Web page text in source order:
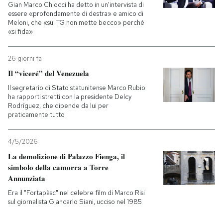
Gian Marco Chiocci ha detto in un'intervista di
essere «profondamente di destra» e amico di
Meloni, che «sul TG non mette becco» perché
«si fida»
26 giorni fa
Il “viceré” del Venezuela
Il segretario di Stato statunitense Marco Rubio
ha rapporti stretti con la presidente Delcy
Rodríguez, che dipende da lui per
praticamente tutto
4/5/2026
La demolizione di Palazzo Fienga, il
simbolo della camorra a Torre
Annunziata
Era il "Fortapàsc" nel celebre film di Marco Risi
sul giornalista Giancarlo Siani, ucciso nel 1985